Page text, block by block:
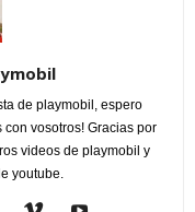
de playmobil, espero
vosotros! Gracias por
videos de playmobil y
youtube.